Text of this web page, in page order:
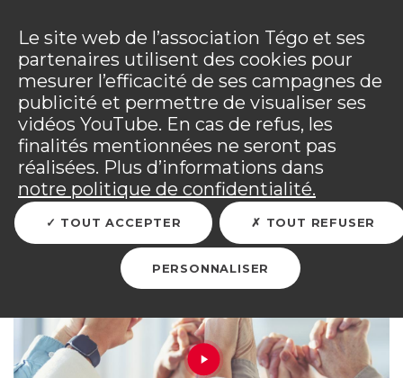
adhérents sinistrés et les personnels mobilisés.
Tous les détails dansvotre espace adhérent.
Vous êtes sur le site Tégo
RETOUR
Le site web de l’association Tégo et ses
partenaires utilisent des cookies pour
mesurer l’efficacité de ses campagnes de
publicité et permettre de visualiser ses
vidéos YouTube. En cas de refus, les
finalités mentionnées ne seront pas
réalisées. Plus d’informations dans
notre politique de confidentialité.
TOUT ACCEPTER TOUT REFUSER
PERSONNALISER